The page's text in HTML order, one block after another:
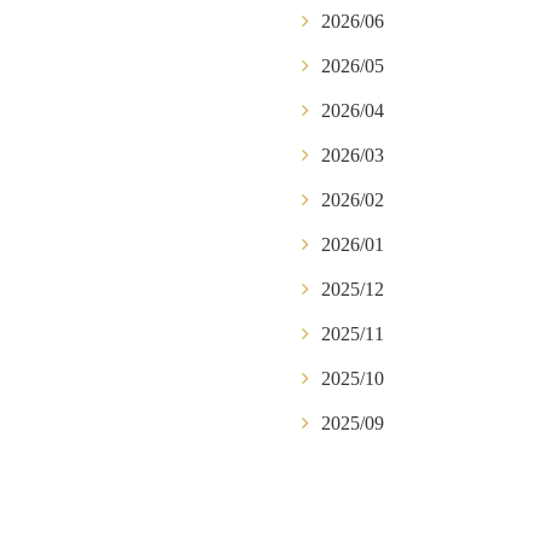
2026/06
2026/05
2026/04
2026/03
2026/02
2026/01
2025/12
2025/11
2025/10
2025/09